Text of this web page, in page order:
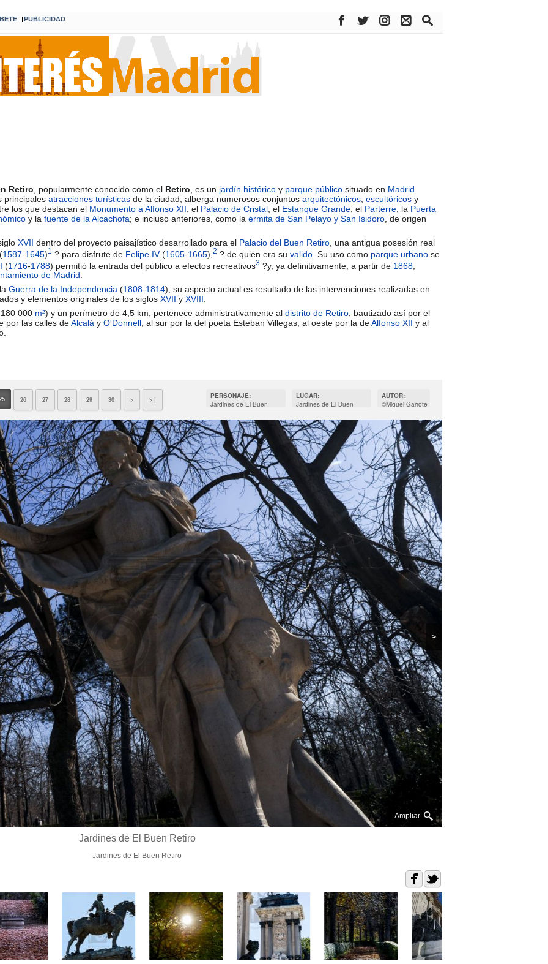
IPUBLICIDAD
Retiro , popularmente conocido como el Retiro , es un jardín histórico y parque público situado en Madrid
principales atracciones turísticas de la ciudad, alberga numerosos conjuntos arquitectónicos escultóricos y
los que destacan el Monumento a Alfonso XII , el Palacio de Cristal , el Estanque Grande , el Parterre , la Puerta
y la fuente de la Alcachofa; e incluso anteriores, como la ermita de San Pelayo y San Isidoro , de origen
XVII dentro del proyecto paisajístico desarrollado para el Palacio del Buen Retiro , una antigua posesión real
1587-1645)1 ? para disfrute de Felipe IV(1605-1665),2 ? de quien era suvalido . Su uso como parque urbano se
(1716-1788) permitió la entrada del público a efectos recreativos3 ?y, ya definitivamente, a partir de 1868
de Madrid.
Guerra de la Independencia (1808-1814), su aspecto actual es resultado de las intervenciones realizadas en
y elementos originales de los siglos XVII y XVIII.
000 m²) y un perímetro de 4,5 km, pertenece administrativamente al distrito de Retiro, bautizado así por el
por las calles deAlcalá y O'Donnell, al sur por la del poeta Esteban Villegas, al oeste por la deAlfonso XII y al
26 27 28 29 30 > > |
AUTOR:
©Miguel Garrote
LUGAR:
Jardines de El Buen
PERSONAJE:
Jardines de El Buen
Ampliar
>
Jardines de El Buen Retiro
Jardines de El Buen Retiro